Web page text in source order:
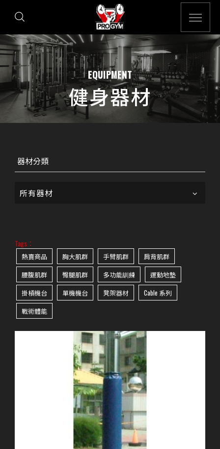
EQUIPMENT
健身器材
器材分類
所有器材
Tags：
熱賣商品 胸大肌群 手臂肌群
肩背肌群
腰腹肌群
臀腿肌群 多功能訓練
運動地墊
掛槓機台
單機機台 凳架器材
Cable 系列
戰術體能